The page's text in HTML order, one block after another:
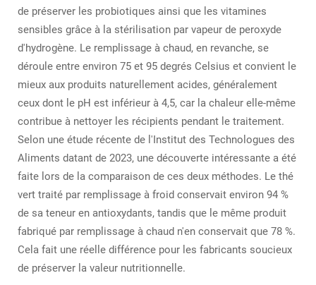
de préserver les probiotiques ainsi que les vitamines
sensibles grâce à la stérilisation par vapeur de peroxyde
d'hydrogène. Le remplissage à chaud, en revanche, se
déroule entre environ 75 et 95 degrés Celsius et convient le
mieux aux produits naturellement acides, généralement
ceux dont le pH est inférieur à 4,5, car la chaleur elle-même
contribue à nettoyer les récipients pendant le traitement.
Selon une étude récente de l'Institut des Technologues des
Aliments datant de 2023, une découverte intéressante a été
faite lors de la comparaison de ces deux méthodes. Le thé
vert traité par remplissage à froid conservait environ 94 %
de sa teneur en antioxydants, tandis que le même produit
fabriqué par remplissage à chaud n'en conservait que 78 %.
Cela fait une réelle différence pour les fabricants soucieux
de préserver la valeur nutritionnelle.